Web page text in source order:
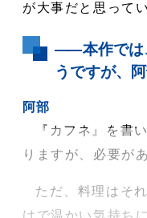
が大事だと思って
――本作では
うですが、
阿部
『カフネ』を書
りますが、必要が
ただ、料理はそ
けで温かい気持ち